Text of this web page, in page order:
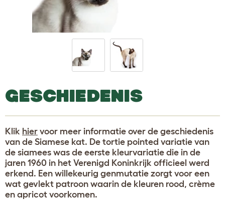
GESCHIEDENIS
Klik hier voor meer informatie over de geschiedenis
van de Siamese kat. De tortie pointed variatie van
de siamees was de eerste kleurvariatie die in de
jaren 1960 in het Verenigd Koninkrijk officieel werd
erkend. Een willekeurig genmutatie zorgt voor een
wat gevlekt patroon waarin de kleuren rood, crème
en apricot voorkomen.